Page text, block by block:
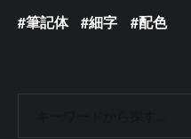
筆記体
細字 配色